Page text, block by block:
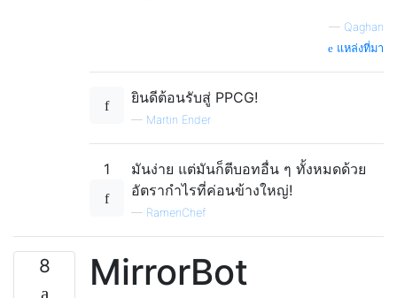
— Qaghan
แหล่งที่มา
ยินดีต้อนรับสู่ PPCG!
— Martin Ender
1
มันง่าย แต่มันก็ตีบอทอื่น ๆ ทั้งหมดด้วย
อัตรากำไรที่ค่อนข้างใหญ่!
— RamenChef
8 MirrorBot